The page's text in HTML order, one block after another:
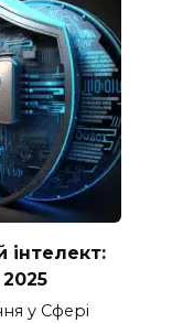
інтелект:
у Сфері